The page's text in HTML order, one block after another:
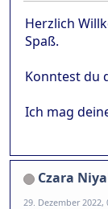
Herzlich
Spaß.
Konntest du
Ich mag
Czara
29. Dezember 2022,